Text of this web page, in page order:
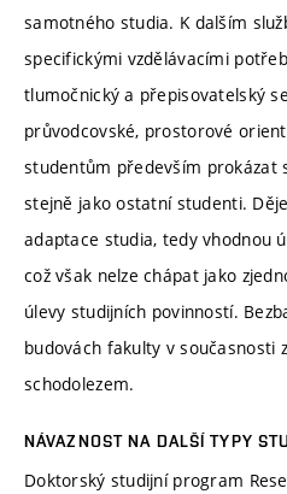
samotného studia. K dalším
specifickými vzdělávacími
tlumočnický a přepisovatelský
průvodcovské, prostorové
studentům především prokázat
stejně jako ostatní studenti.
adaptace studia, tedy vhodnou
což však nelze chápat jako
úlevy studijních povinností.
budovách fakulty v současnosti
schodolezem.
NÁVAZNOST NA DALŠÍ TYPY
Doktorský studijní program